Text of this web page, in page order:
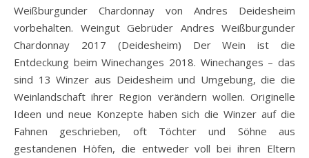
Weißburgunder Chardonnay von Andres Deidesheim
vorbehalten. Weingut Gebrüder Andres Weißburgunder
Chardonnay 2017 (Deidesheim) Der Wein ist die
Entdeckung beim Winechanges 2018. Winechanges – das
sind 13 Winzer aus Deidesheim und Umgebung, die die
Weinlandschaft ihrer Region verändern wollen. Originelle
Ideen und neue Konzepte haben sich die Winzer auf die
Fahnen geschrieben, oft Töchter und Söhne aus
gestandenen Höfen, die entweder voll bei ihren Eltern